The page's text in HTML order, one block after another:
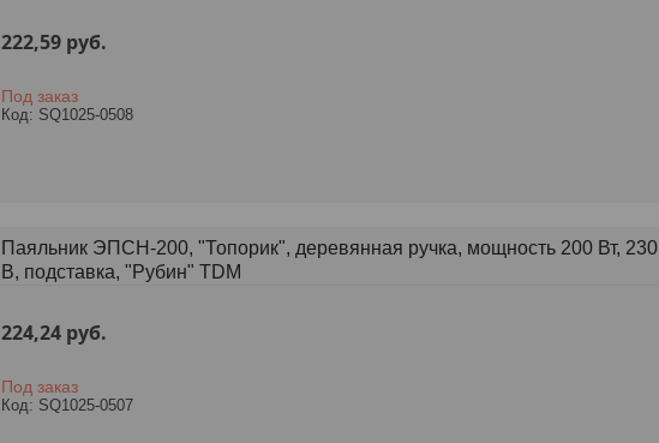
222,59 руб.
Под заказ
SQ1025-0508
Паяльник ЭПСН-200, "Топорик", деревянная ручка, мощность 200 Вт, 230
В, подставка, "Рубин" TDM
224,24 руб.
Под заказ
SQ1025-0507